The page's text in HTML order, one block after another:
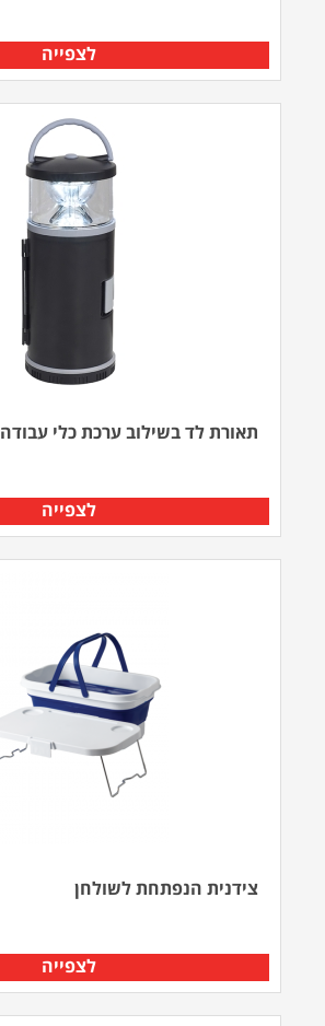
לצפייה
תאורת לד בשילוב ערכת כלי עבודה
לצפייה
צידנית הנפתחת לשולחן
לצפייה